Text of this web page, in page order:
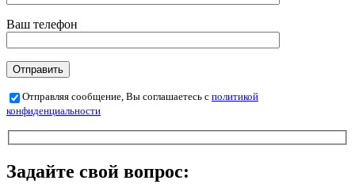
Ваш телефон
Отправляя сообщение, Вы соглашаетесь с политикой
конфиденциальности
Задайте свой вопрос: